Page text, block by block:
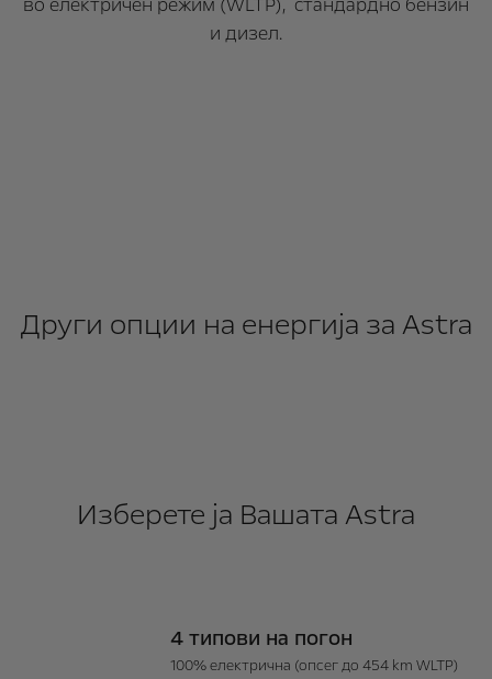
и дизел.
Други опции на енергија за Astra
Изберете ја Вашата Astra
4 типови на погон
100% електрична (опсег до 454 km WLTP)